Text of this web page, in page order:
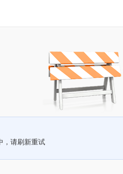
，请刷新重试